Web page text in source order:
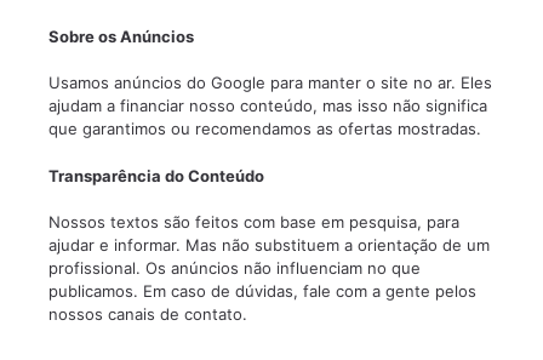
Sobre os Anúncios
Usamos anúncios do Google para manter o site no ar. Eles
ajudam a financiar nosso conteúdo, mas isso não significa
que garantimos ou recomendamos as ofertas mostradas.
Transparência do Conteúdo
Nossos textos são feitos com base em pesquisa, para
ajudar e informar. Mas não substituem a orientação de um
profissional. Os anúncios não influenciam no que
publicamos. Em caso de dúvidas, fale com a gente pelos
nossos canais de contato.